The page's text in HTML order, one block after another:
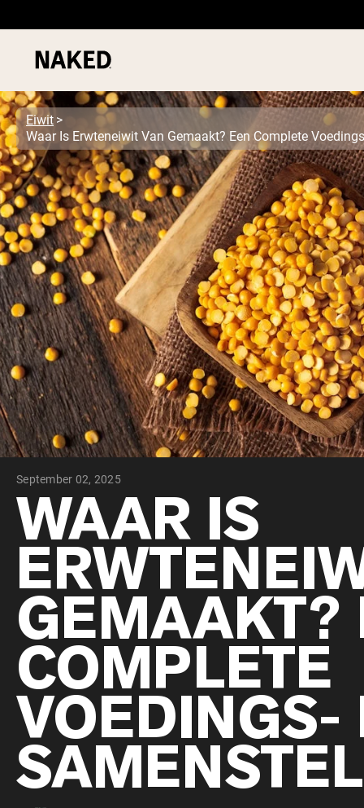
Populaire Zoektermen
”Protein Powder“
”Overnight Oats“
”Vegan protein“
”Collagen“
”Micellar Casein“
PROTEIN
Eiwit
Waar Is Erwteneiwit Van Gemaakt? Een Complete
September 02, 2025
WAAR IS
GEMAAKT?
COMPLETE
VOEDINGS-